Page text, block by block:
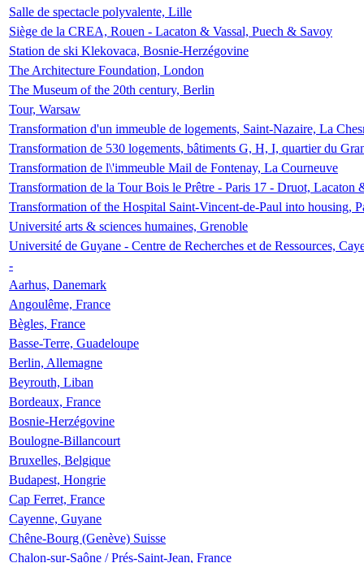
Salle de spectacle polyvalente, Lille
Siège de la CREA, Rouen - Lacaton & Vassal, Puech & Savoy
Station de ski Klekovaca, Bosnie-Herzégovine
The Architecture Foundation, London
The Museum of the 20th century, Berlin
Tour, Warsaw
Transformation d'un immeuble de logements, Saint-Nazaire, La
Transformation de 530 logements, bâtiments G, H, I, quartier du
Transformation de l\'immeuble Mail de Fontenay, La Courneuve
Transformation de la Tour Bois le Prêtre - Paris 17 - Druot, Lacaton
Transformation of the Hospital Saint-Vincent-de-Paul into housing,
Université arts & sciences humaines, Grenoble
Université de Guyane - Centre de Recherches et de Ressources,
-
Aarhus, Danemark
Angoulême, France
Bègles, France
Basse-Terre, Guadeloupe
Berlin, Allemagne
Beyrouth, Liban
Bordeaux, France
Bosnie-Herzégovine
Boulogne-Billancourt
Bruxelles, Belgique
Budapest, Hongrie
Cap Ferret, France
Cayenne, Guyane
Chêne-Bourg (Genève) Suisse
Chalon-sur-Saône / Prés-Saint-Jean, France